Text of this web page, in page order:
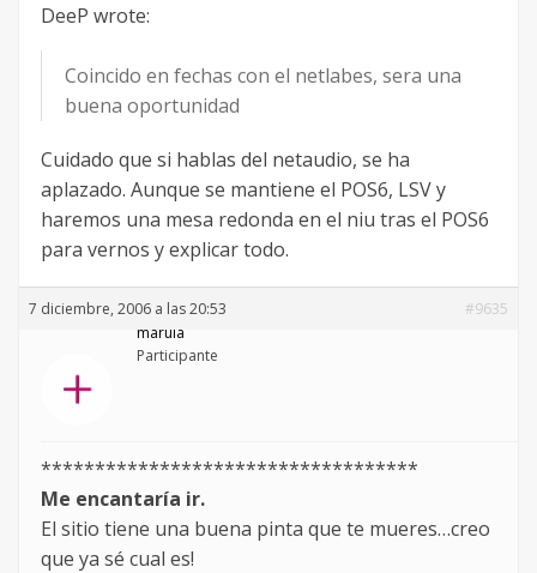
DeeP wrote:
Coincido en fechas con el netlabes, sera una
buena oportunidad
Cuidado que si hablas del netaudio, se ha
aplazado. Aunque se mantiene el POS6, LSV y
haremos una mesa redonda en el niu tras el POS6
para vernos y explicar todo.
7 diciembre, 2006 a las 20:53
#9635
marula
Participante
***********************************
Me encantaría ir.
El sitio tiene una buena pinta que te mueres…creo
que ya sé cual es!